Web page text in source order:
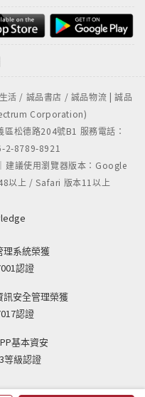
活 / 誠品書店 / 誠品物流 | 誠品
Corporation)
松德路204號B1 服務電話：
2-8789-8921
建議使用瀏覽器版本：Google
以上 / Safari 版本11以上
理系統榮獲
認證
訊安全管理榮獲
認證
基本資安
等級認證